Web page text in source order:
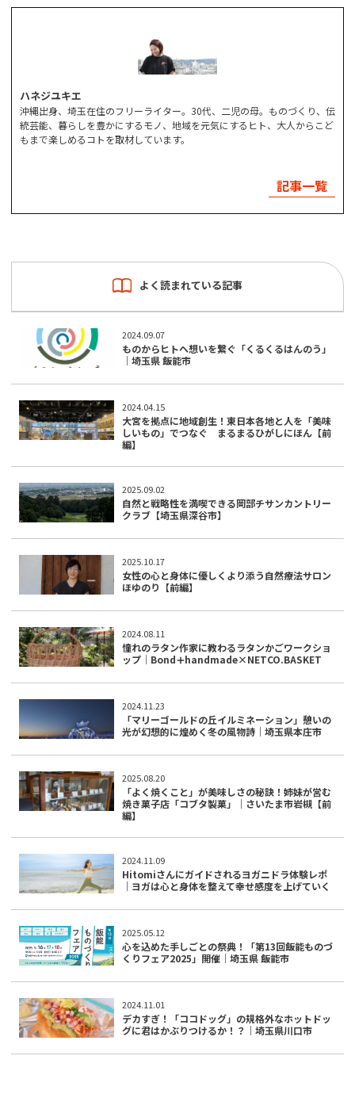
ハネジユキエ
沖縄出身、埼玉在住のフリーライター。30代、二児の母。ものづくり、伝
統芸能、暮らしを豊かにするモノ、地域を元気にするヒト、大人からこど
もまで楽しめるコトを取材しています。
記事一覧
よく読まれている記事
2024.09.07
ものからヒトへ想いを繋ぐ「くるくるはんのう」
｜埼玉県 飯能市
2024.04.15
大宮を拠点に地域創生！東日本各地と人を「美味
しいもの」でつなぐ まるまるひがしにほん【前
編】
2025.09.02
自然と戦略性を満喫できる岡部チサンカントリー
クラブ【埼玉県深谷市】
2025.10.17
女性の心と身体に優しくより添う自然療法サロン
ほゆのり【前編】
2024.08.11
憧れのラタン作家に教わるラタンかごワークショ
ップ｜Bond
handmade×NETCO.BASKET
2024.11.23
「マリーゴールドの丘イルミネーション」憩いの
光が幻想的に煌めく冬の風物詩｜埼玉県本庄市
2025.08.20
「よく焼くこと」が美味しさの秘訣！姉妹が営む
焼き菓子店「コブタ製菓」｜さいたま市岩槻【前
編】
2024.11.09
Hitomiさんにガイドされるヨガニドラ体験レポ
｜ヨガは心と身体を整えて幸せ感度を上げていく
2025.05.12
心を込めた手しごとの祭典！「第13回飯能ものづ
くりフェア2025」開催｜埼玉県 飯能市
2024.11.01
デカすぎ！「ココドッグ」の規格外なホットドッ
グに君はかぶりつけるか！？｜埼玉県川口市